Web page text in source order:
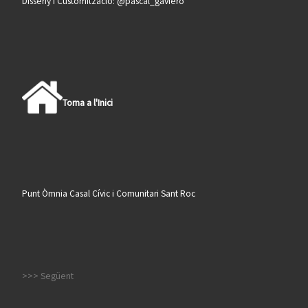
Torna a l'Inici
Punt Òmnia Casal Cívic i Comunitari Sant Roc
>>> Següent